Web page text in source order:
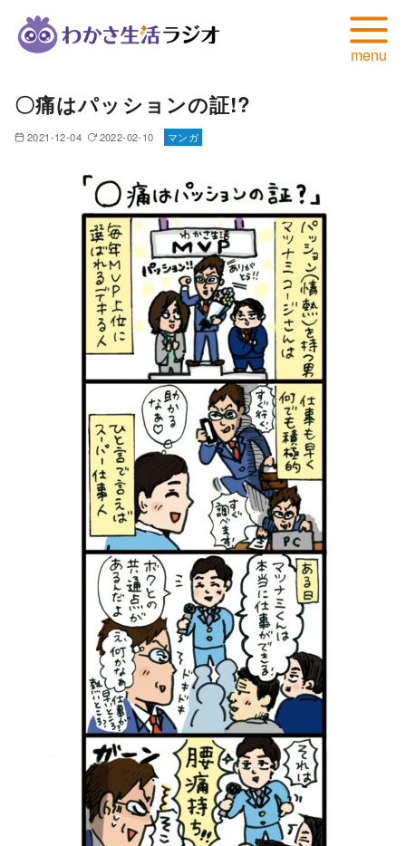
〇痛はパッションの証!?
2021-12-04 2022-02-10 マンガ